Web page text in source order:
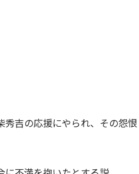
吉の応援にやられ、その怨恨